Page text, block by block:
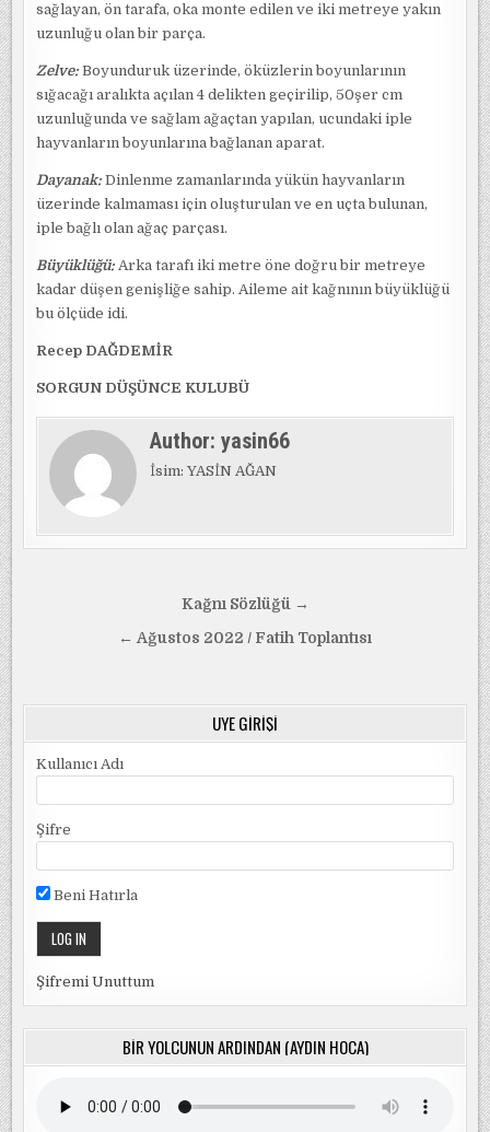
sağlayan, ön tarafa, oka monte edilen ve iki metreye yakın
uzunluğu olan bir parça.
Zelve: Boyunduruk üzerinde, öküzlerin boyunlarının
sığacağı aralıkta açılan 4 delikten geçirilip, 50şer cm
uzunluğunda ve sağlam ağaçtan yapılan, ucundaki iple
hayvanların boyunlarına bağlanan aparat.
Dayanak: Dinlenme zamanlarında yükün hayvanların
üzerinde kalmaması için oluşturulan ve en uçta bulunan,
iple bağlı olan ağaç parçası.
Büyüklüğü: Arka tarafı iki metre öne doğru bir metreye
kadar düşen genişliğe sahip. Aileme ait kağnının büyüklüğü
bu ölçüde idi.
Recep DAĞDEMİR
SORGUN DÜŞÜNCE KULUBÜ
Author:yasin66
İsim: YASİN AĞAN
gezinmesi
Kağnı Sözlüğü →
← Ağustos 2022 / Fatih Toplantısı
ÜYE GIRIŞI
Kullanıcı Adı
Şifre
Beni Hatırla
Şifremi Unuttum
BIR YOLCUNUN ARDINDAN (AYDIN HOCA)